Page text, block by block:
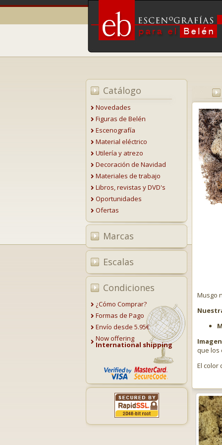
Catálogo
Novedades
Figuras de Belén
Escenografía
Material eléctrico
Utilería y atrezo
Decoración de Navidad
Materiales de trabajo
Libros, revistas y DVD's
Oportunidades
Ofertas
Marcas
Escalas
Condiciones
¿Cómo Comprar?
Formas de Pago
Envío desde 5.95€
Now offering
International shipping
Musgo
que los
El color